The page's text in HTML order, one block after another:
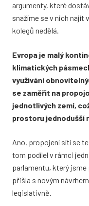
argumenty, které
snažíme se v nich najít
kolegů nedělá.
Evropa je malý
klimatických
využívání
se zaměřit na
jednotlivých zemí,
prostoru jednodušší
Ano, propojení sítí se
tom podílel v rámci
parlamentu, který
přišla s novým
legislativně.